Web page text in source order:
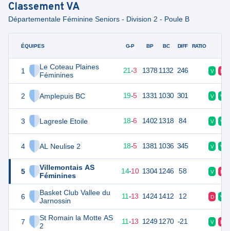
Classement VA
Départementale Féminine Seniors - Division 2 - Poule B
ÉQUIPES
1
Le Coteau Plaines
Féminines
2 Amplepuis BC
3 Lagresle Etoile
4 AL Neulise 2
5
Villemontais AS
Féminines
6
Basket Club Vallee du
Jarnossin
7
St Romain la Motte AS
2
G-P BP BC DIFF RATIO
45 21-3 1378 1132 246 V D
19-5 1331 1030 301 V V
18-6 1402 1318 84 V V
18-5 1381 1036 345 V V
38 14-10 1304 1246 58 V D
35 24 11-13 1424 1412 12 D V
35 24 11-13 1249 1270 -21 V D